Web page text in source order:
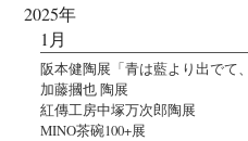
2025年
1月
阪本健陶展「青は藍より出でて
加藤摑也 陶展
紅傳工房中塚万次郎陶展
MINO茶碗100+展